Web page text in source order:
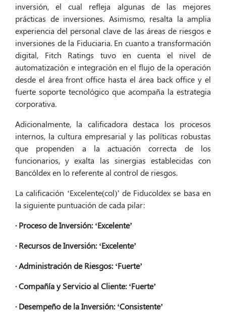
inversión, el cual refleja algunas de las mejores
prácticas de inversiones. Asimismo, resalta la amplia
experiencia del personal clave de las áreas de riesgos e
inversiones de la Fiduciaria. En cuanto a transformación
digital, Fitch Ratings tuvo en cuenta el nivel de
automatización e integración en el flujo de la operación
desde el área front office hasta el área back office y el
fuerte soporte tecnológico que acompaña la estrategia
corporativa.
Adicionalmente, la calificadora destaca los procesos
internos, la cultura empresarial y las políticas robustas
que propenden a la actuación correcta de los
funcionarios, y exalta las sinergias establecidas con
Bancóldex en lo referente al control de riesgos.
La calificación ‘Excelente(col)’ de Fiducoldex se basa en
la siguiente puntuación de cada pilar:
· Proceso de Inversión: ‘Excelente’
· Recursos de Inversión: ‘Excelente’
· Administración de Riesgos: ‘Fuerte’
· Compañía y Servicio al Cliente: ‘Fuerte’
· Desempeño de la Inversión: ‘Consistente’